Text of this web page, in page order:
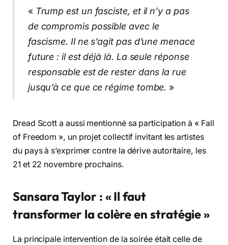
« Trump est un fasciste, et il n’y a pas
de compromis possible avec le
fascisme. Il ne s’agit pas d’une menace
future : il est déjà là. La seule réponse
responsable est de rester dans la rue
jusqu’à ce que ce régime tombe. »
Dread Scott a aussi mentionné sa participation à « Fall
of Freedom », un projet collectif invitant les artistes
du pays à s’exprimer contre la dérive autoritaire, les
21 et 22 novembre prochains.
Sansara Taylor : « Il faut
transformer la colère en stratégie »
La principale intervention de la soirée était celle de